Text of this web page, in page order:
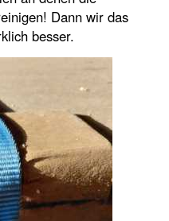
Dann wir das
besser.